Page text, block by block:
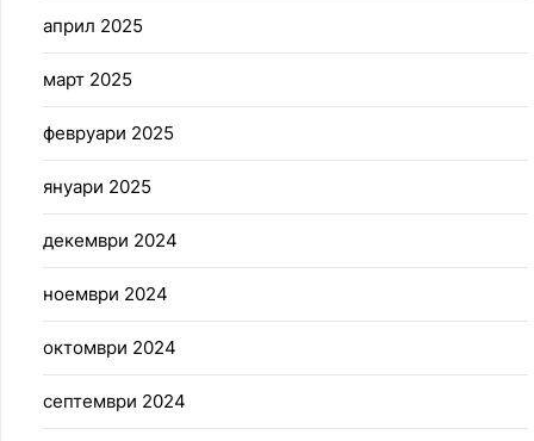
април 2025
март 2025
февруари 2025
януари 2025
декември 2024
ноември 2024
октомври 2024
септември 2024